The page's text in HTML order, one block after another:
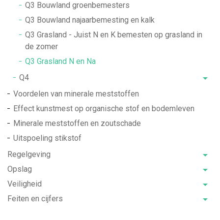
Q3 Bouwland groenbemesters
Q3 Bouwland najaarbemesting en kalk
Q3 Grasland - Juist N en K bemesten op grasland in
de zomer
Q3 Grasland N en Na
Q4
Voordelen van minerale meststoffen
Effect kunstmest op organische stof en bodemleven
Minerale meststoffen en zoutschade
Uitspoeling stikstof
Regelgeving
Opslag
Veiligheid
Feiten en cijfers